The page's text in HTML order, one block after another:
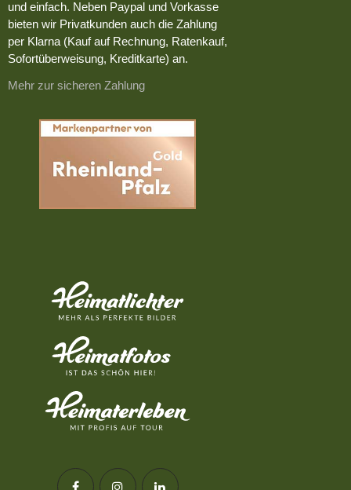
und einfach. Neben Paypal und Vorkasse
bieten wir Privatkunden auch die Zahlung
per Klarna (Kauf auf Rechnung, Ratenkauf,
Sofortüberweisung, Kreditkarte) an.
Mehr zur sicheren Zahlung